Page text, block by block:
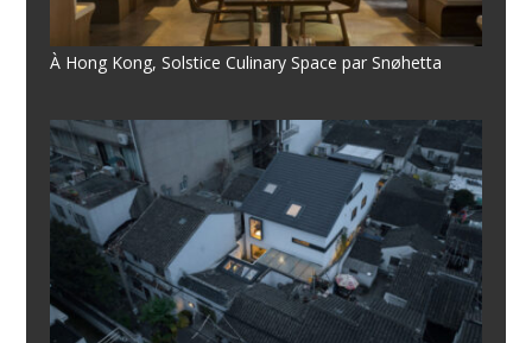
À Hong Kong, Solstice Culinary Space par Snøhetta